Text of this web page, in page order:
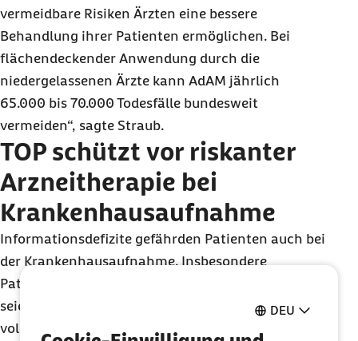
DEU
vermeidbare Risiken Ärzten eine bessere
Behandlung ihrer Patienten ermöglichen. Bei
flächendeckender Anwendung durch die
niedergelassenen Ärzte kann AdAM jährlich
65.000 bis 70.000 Todesfälle bundesweit
vermeiden“, sagte Straub.
TOP schützt vor riskanter
Arzneitherapie bei
Krankenhausaufnahme
Informationsdefizite gefährden Patienten auch bei
der Krankenhausaufnahme. Insbesondere
Patienten, die als Notfall aufgenommen werden,
seien hohen Risiken ausgesetzt. „Ohne
vollständige Kenntnis der aktuellen Medikation